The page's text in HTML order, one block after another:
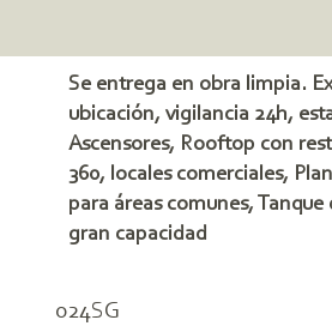
024SG
Se entrega en obra limpia.
ubicación, vigilancia 24h,
Ascensores, Rooftop con
360, locales comerciales,
para áreas comunes, Tanque
gran capacidad